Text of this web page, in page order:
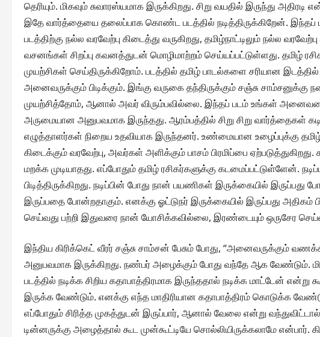
தெரியும். மிகவும் சுவாரஸ்யமாக இருக்கிறது. சிறு வயதில் இருந்து
இதே வார்த்தையை தலைப்பாக கொண்ட படத்தில் நடித்திருக்கிறேன். இந்தப்
படத்திற்கு நல்ல வரவேற்பு கிடைத்து வருகிறது, தமிழ்நாட்டிலும் நல்ல
வசனங்கள் சிறப்பு கவனத்துடன் மொழிமாற்றம் செய்யப்பட்டுள்ளது. தமிழ்
முயற்சிகள் செய்திருக்கிறோம். படத்தில் தமிழ் பாடல்களை சரியான
அனைவருக்கும் பிடிக்கும். இங்கு வருகை தந்திருக்கும் சஞ்சு
முயற்சித்தோம், ஆனால் அவர் விரும்பவில்லை. இந்தப் படம் உங்கள்
அருமையான அனுபவமாக இருந்தது. ஆரம்பத்தில் சிறு சிறு வார்த்தைகள்
எழுத்தாளர்கள் நிறைய உதவியாக இருந்தனர். உண்மையான உழைப்புக்கு
கிடைக்கும் வரவேற்பு, அவர்கள் அளிக்கும் பாசம் பிரமிப்பை
மறக்க முடியாதது. எப்போதும் தமிழ் ரசிகர்களுக்கு கடமைப்பட்டுள்ளேன்.
பிடித்திருக்கிறது. நடிப்பின் போது நான் பயணிகள் இருக்கையில்
இருப்பதை போன்றதாகும். எனக்கு ஓட்டுநர் இருக்கையில் இருப்பது அதிகம்
செய்வது பற்றி இதுவரை நான் யோசிக்கவில்லை, இரண்டையும் ஒருசேர
இந்திய கிரிக்கெட் வீரர் சஞ்சு சாம்சன் பேசும் போது, “அனைவருக்கும்
அனுபவமாக இருக்கிறது. நண்பர் அழைக்கும் போது வந்தே ஆக வேண்டும்.
படத்தில் நடிக்க சிறிய கதாபாத்திரமாக இருந்ததால் நடிக்க மாட்டேன்
இருக்க வேண்டும். எனக்கு எந்த மாதிரியான கதாபாத்திரம் கொடுக்க
எப்போதும் சிரித்த முகத்துடன் இருப்பார், ஆனால் வேலை என்று
டின்னருக்கு அழைத்தால் கூட முன்கூட்டியே சொல்லியிருக்கலாமே